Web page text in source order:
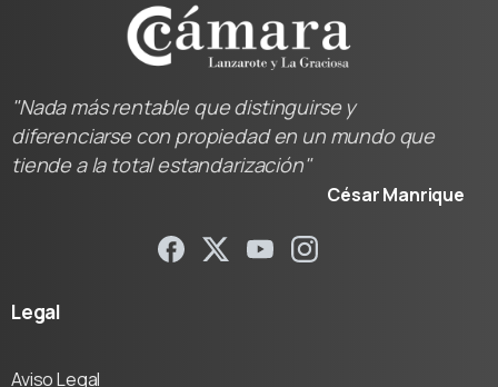
"Nada más rentable que distinguirse y
diferenciarse con propiedad en un mundo que
tiende a la total estandarización"
César Manrique
Legal
Aviso Legal